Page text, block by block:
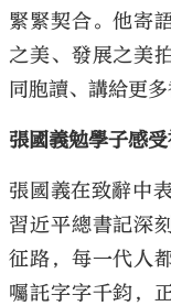
緊緊契合。他寄
之美、發展之美
同胞讀、講給更多
張國義勉學子感
張國義在致辭中
習近平總書記深
征路，每一代人
囑託字字千鈞，